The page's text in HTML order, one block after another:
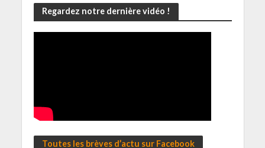
Regardez notre dernière vidéo !
Toutes les brèves d’actu sur Facebook